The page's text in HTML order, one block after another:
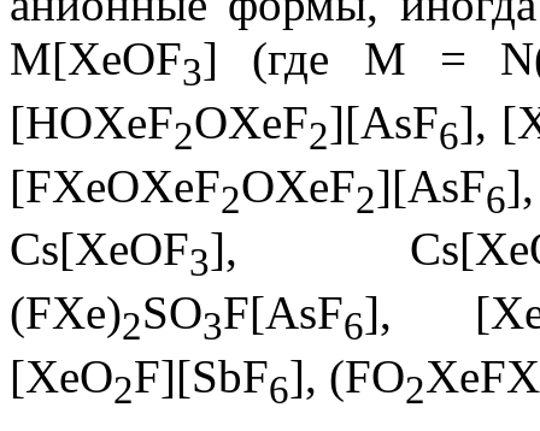
M[XeOF3] (где M =
[HOXeF2OXeF2][AsF6],
[FXeOXeF2OXeF2][AsF6
Cs[XeOF3],
(FXe)2SO3F[AsF6],
[XeO2F][SbF6], (FO2